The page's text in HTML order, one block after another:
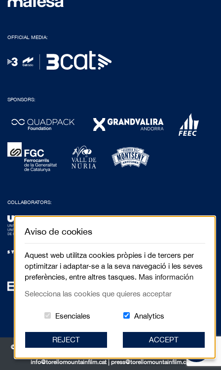
OFFICIAL MEDIA:
SPONSORS:
COLLABORATORS:
© 2017 Festival de Cinema de Muntanya de Torelló - Anselm Clavé, 5 3r 2a |
info@torellomountainfilm.cat | press@torellomountainfilm.cat
Aviso de cookies
Aquest web utilitza cookies pròpies i de tercers per
optimitzar i adaptar-se a la seva navegació i les seves
preferències, entre altres tasques. Mas información
Selecciona las cookies que quieres acceptar
Esenciales Estas cookies són essenciales para
AnalyticsCookies related
REJECT ACCEPT